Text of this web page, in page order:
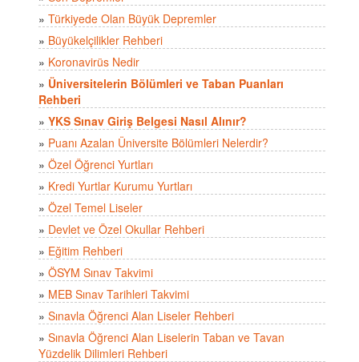
» Türkiyede Olan Büyük Depremler
» Büyükelçilikler Rehberi
» Koronavirüs Nedir
» Üniversitelerin Bölümleri ve Taban Puanları
Rehberi
» YKS Sınav Giriş Belgesi Nasıl Alınır?
» Puanı Azalan Üniversite Bölümleri Nelerdir?
» Özel Öğrenci Yurtları
» Kredi Yurtlar Kurumu Yurtları
» Özel Temel Liseler
» Devlet ve Özel Okullar Rehberi
» Eğitim Rehberi
» ÖSYM Sınav Takvimi
» MEB Sınav Tarihleri Takvimi
» Sınavla Öğrenci Alan Liseler Rehberi
» Sınavla Öğrenci Alan Liselerin Taban ve Tavan
Yüzdelik Dilimleri Rehberi